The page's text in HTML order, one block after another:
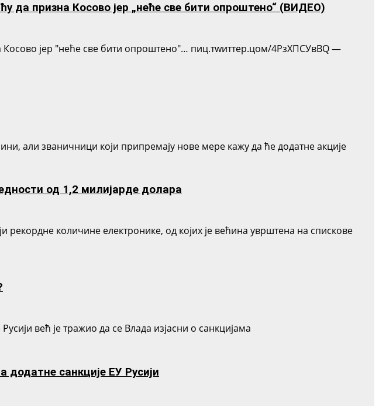
да призна Косово јер „неће све бити опроштено“ (ВИДЕО)
јер "неће све бити опроштено"… пиц.тwиттер.цом/4РзХПСУвВQ —
али званичници који припремају нове мере кажу да ће додатне акције
од 1,2 милијарде долара
количине електронике, од којих је већина уврштена на спискове
већ је тражио да се Влада изјасни о санкцијама
санкције ЕУ Русији